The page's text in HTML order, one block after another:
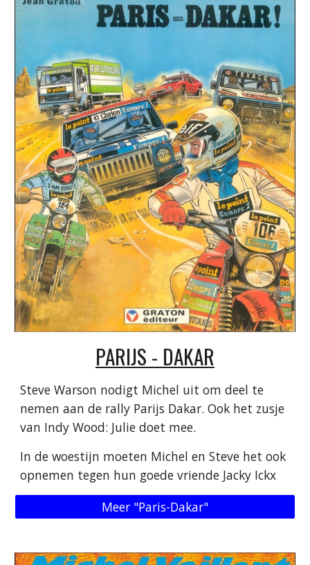
PARIJS - DAKAR
Steve Warson nodigt Michel uit om deel te
nemen aan de rally Parijs Dakar. Ook het zusje
van Indy Wood: Julie doet mee.
In de woestijn moeten Michel en Steve het ook
opnemen tegen hun goede vriende Jacky Ickx
Meer "Paris-Dakar"